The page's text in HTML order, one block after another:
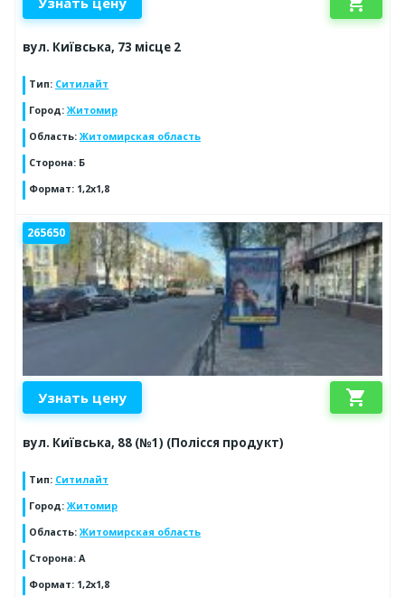
вул. Київська, 73 місце 2
Тип: Ситилайт
Город: Житомир
Область: Житомирская область
Сторона: Б
Формат: 1,2х1,8
265650
Узнать цену shopping_cart
вул. Київська, 88 (№1) (Полісся продукт)
Тип: Ситилайт
Город: Житомир
Область: Житомирская область
Сторона: А
Формат: 1,2х1,8